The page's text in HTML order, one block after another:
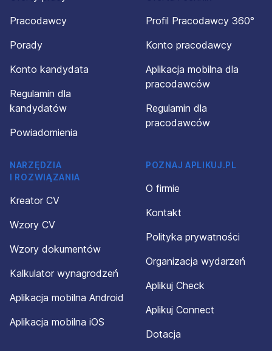
Pracodawcy
Porady
Konto kandydata
Regulamin dla
kandydatów
Powiadomienia
Profil Pracodawcy 360°
Konto pracodawcy
Aplikacja mobilna dla
pracodawców
Regulamin dla
pracodawców
NARZĘDZIA
I ROZWIĄZANIA
Kreator CV
Wzory CV
Wzory dokumentów
Kalkulator wynagrodzeń
Aplikacja mobilna Android
Aplikacja mobilna iOS
POZNAJ APLIKUJ.PL
O firmie
Kontakt
Polityka prywatności
Organizacja wydarzeń
Aplikuj Check
Aplikuj Connect
Dotacja